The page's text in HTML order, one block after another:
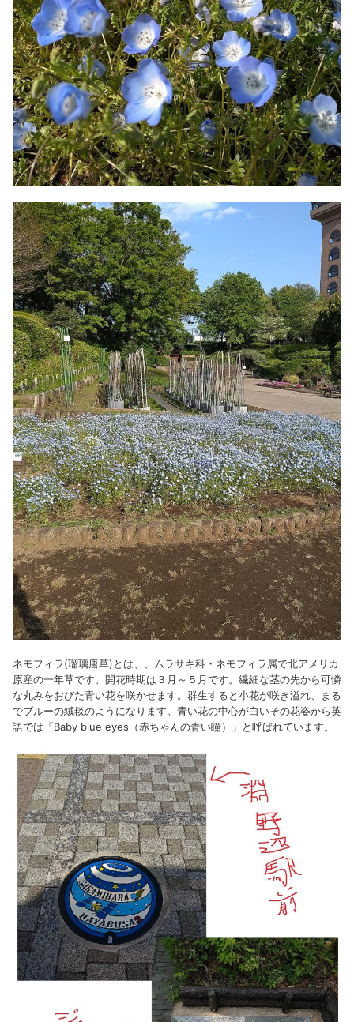
ネモフィラ(瑠璃唐草)とは、、ムラサキ科・ネモフィラ属で北アメリカ
原産の一年草です。開花時期は３月～５月です。繊細な茎の先から可憐
な丸みをおびた青い花を咲かせます。群生すると小花が咲き溢れ、まる
でブルーの絨毯のようになります。青い花の中心が白いその花姿から英
語では「Baby blue eyes（赤ちゃんの青い瞳）」と呼ばれています。